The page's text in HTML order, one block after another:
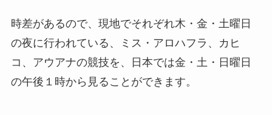
時差があるので、現地でそれぞれ木・金・土曜日
の夜に行われている、ミス・アロハフラ、カヒ
コ、アウアナの競技を、日本では金・土・日曜日
の午後１時から見ることができます。